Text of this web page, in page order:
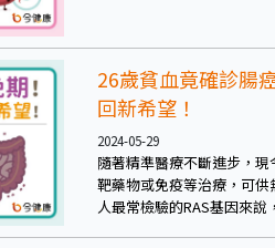
醬，也稱為「巧克力囊腫」
26歲貧血竟確診腸
回新希望！
2024-05-29
隨著精準醫療不斷進步，
靶藥物或免疫等治療，可
人最常檢驗的RAS基因來